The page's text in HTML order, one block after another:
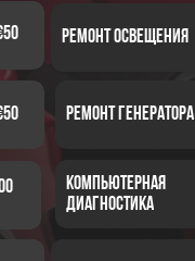
Ремонт генератора
Компьютерная
диагностика
Ремонт освещения